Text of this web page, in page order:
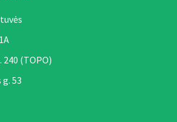
(TOPO)
53